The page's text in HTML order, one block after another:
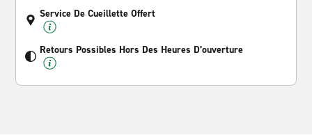
Service De Cueillette Offert
Retours Possibles Hors Des Heures D’ouverture